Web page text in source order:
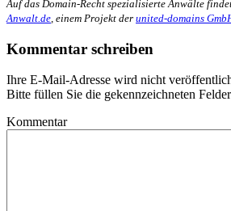
Auf das Domain-Recht spezialisierte Anwälte
Anwalt.de , einem Projekt der united-domains
Kommentar schreiben
Ihre E-Mail-Adresse wird nicht
Bitte füllen Sie die gekennzeichneten
Kommentar